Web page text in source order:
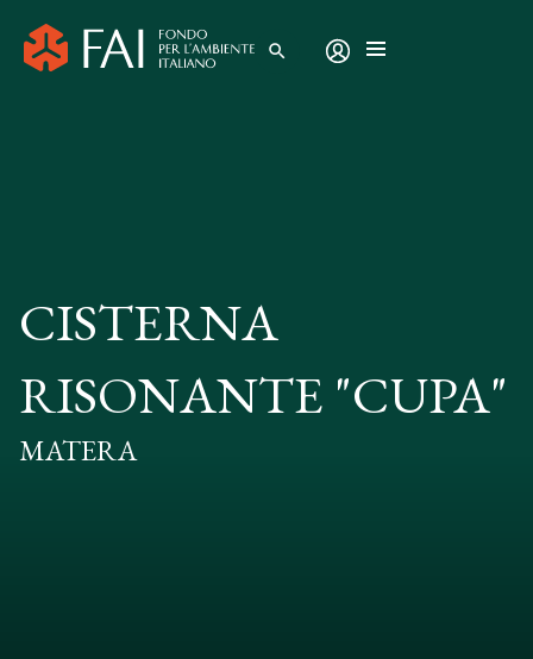
search
CISTERNA
RISONANTE "CUPA"
MATERA